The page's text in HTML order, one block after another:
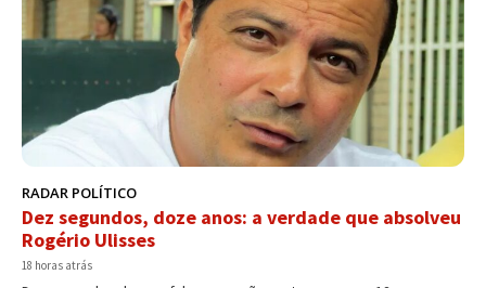
RADAR POLÍTICO
Dez segundos, doze anos: a verdade que absolveu
Rogério Ulisses
18 horas atrás